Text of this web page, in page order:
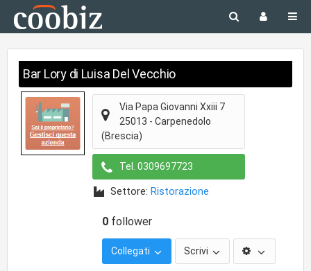
Bar Lory di Luisa Del Vecchio
Via Papa Giovanni Xxiii 7
25013 - Carpenedolo
(Brescia)
Tel. 0309697723
Settore: Ristorazione
0 follower
Collegati Scrivi